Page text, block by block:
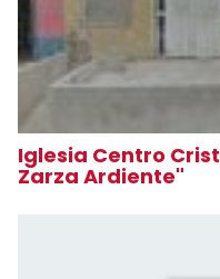
Iglesia Centro
Zarza Ardiente"